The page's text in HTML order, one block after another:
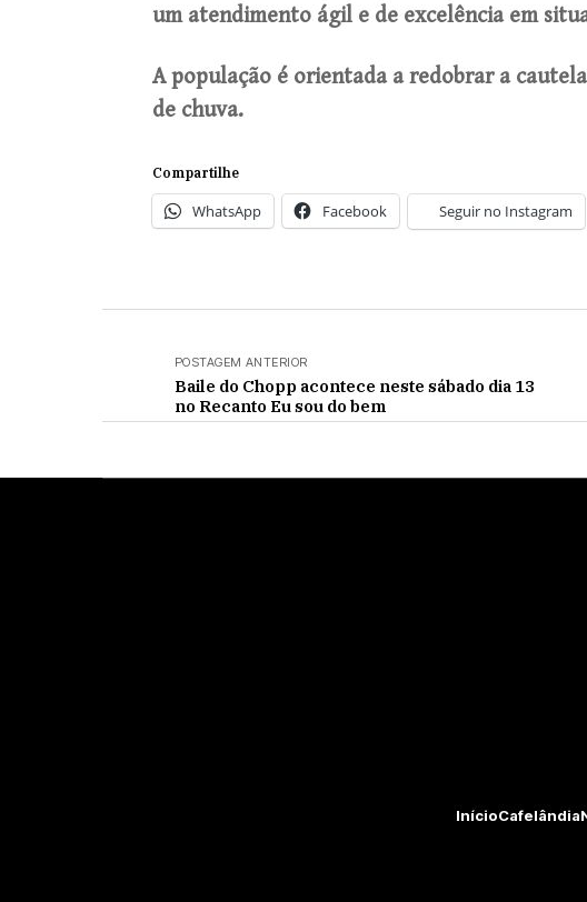
um atendimento ágil e de excelência em
A população é orientada a redobrar a
de chuva.
Compartilhe
WhatsApp Facebook Seguir no Instagram
POSTAGEM ANTERIOR
Baile do Chopp acontece neste sábado dia 13
no Recanto Eu sou do bem
InícioCafelândia